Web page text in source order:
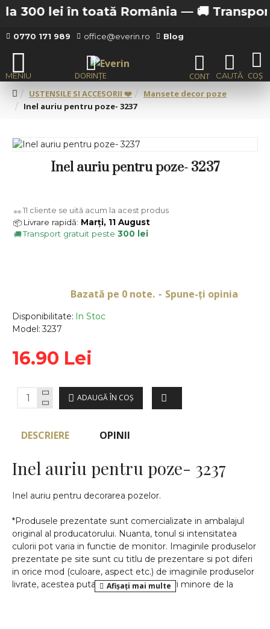
300 lei în toată România — 🚚 Transport
0770 171 989 office@everin.ro Blog
USTENSILE SI ACCESORII ❤️
Mansete decor poze
Inel auriu pentru poze- 3237
Inel auriu pentru poze- 3237
Disponibilitate: In Stoc
Model: 3237
Bazată pe 0 note. - Spune-ţi opinia
16.90 Lei
ADAUGĂ ÎN COŞ
👀 11 cliente se uită acum la acest produs
📦 Livrare rapidă: Marți, 11 August
🚚Transport gratuit peste 300 lei
DESCRIERE OPINII
Inel auriu pentru poze- 3237
Inel auriu pentru decorarea pozelor.
*Produsele prezentate sunt comercializate in ambalajul
original al producatorului. Nuanta, tonul si intensitatea
culorii pot varia in functie de monitor. Imaginile produselor
prezentate pe site sunt cu titlu de prezentare si pot diferi
in orice mod (culoare, aspect etc.) de imaginile produselor
livrate, acestea putand prezenta abateri minore de la